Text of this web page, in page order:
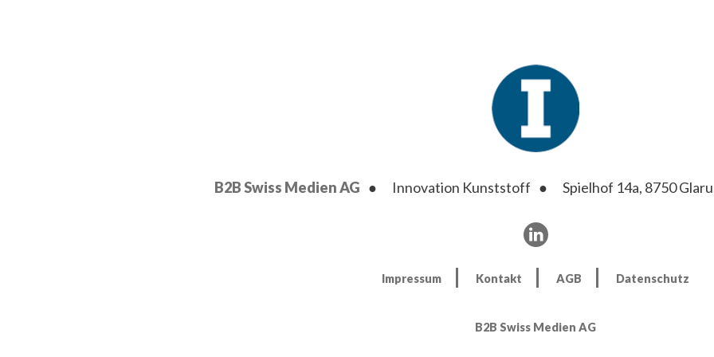
B2B Swiss Medien AG Innovation Kunststoff Spielhof 14a, 8750
Impressum Kontakt AGB Datenschutz
B2B Swiss Medien AG